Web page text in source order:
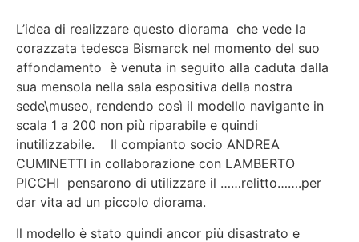
L’idea di realizzare questo diorama che vede la
corazzata tedesca Bismarck nel momento del suo
affondamento è venuta in seguito alla caduta dalla
sua mensola nella sala espositiva della nostra
sede\museo, rendendo così il modello navigante in
scala 1 a 200 non più riparabile e quindi
inutilizzabile. Il compianto socio ANDREA
CUMINETTI in collaborazione con LAMBERTO
PICCHI pensarono di utilizzare il ……relitto…….per
dar vita ad un piccolo diorama.
Il modello è stato quindi ancor più disastrato e